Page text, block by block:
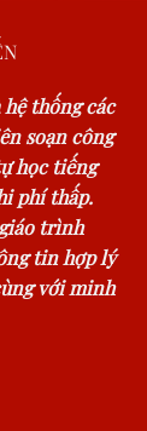
thống các
soạn công
học tiếng
phí thấp.
trình
tin hợp lý
với minh